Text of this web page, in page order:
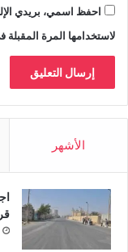
احفظ اسمي، بريدي
لاستخدامها المرة المقبلة
الأشهر